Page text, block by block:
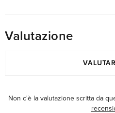
Valutazione
Non c'è la valutazione scritta da